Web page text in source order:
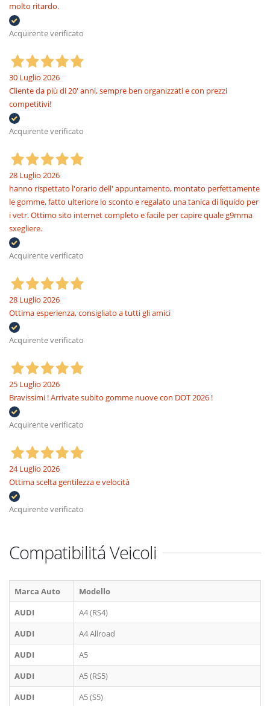
molto ritardo.
Acquirente verificato
30 Luglio 2026
Cliente da più di 20' anni, sempre ben organizzati e con prezzi
competitivi!
Acquirente verificato
28 Luglio 2026
hanno rispettato l'orario dell' appuntamento, montato perfettamente
le gomme, fatto ulteriore lo sconto e regalato una tanica di liquido per
i vetr. Ottimo sito internet completo e facile per capire quale g9mma
sxegliere.
Acquirente verificato
28 Luglio 2026
Ottima esperienza, consigliato a tutti gli amici
Acquirente verificato
25 Luglio 2026
Bravissimi ! Arrivate subito gomme nuove con DOT 2026 !
Acquirente verificato
24 Luglio 2026
Ottima scelta gentilezza e velocità
Acquirente verificato
Compatibilitá Veicoli
Marca Auto
Modello
AUDI
A4 (RS4)
AUDI
A4 Allroad
AUDI
A5
AUDI
A5 (RS5)
AUDI
A5 (S5)